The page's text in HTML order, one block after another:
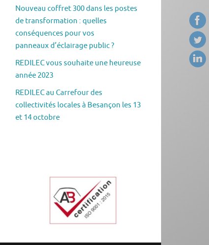
Nouveau coffret 300 dans les postes
de transformation : quelles
conséquences pour vos
panneaux d’éclairage public ?
REDILEC vous souhaite une heureuse
année 2023
REDILEC au Carrefour des
collectivités locales à Besançon les 13
et 14 octobre